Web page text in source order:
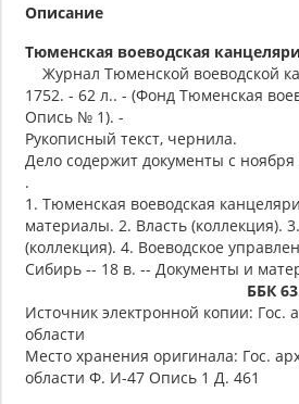
Описание
Тюменская воеводская
Журнал Тюменской воеводской
1752. - 62 л.. - (Фонд Тюменская
Опись № 1). -
Рукописный текст, чернила.
Дело содержит документы с ноября
.
1. Тюменская воеводская
материалы. 2. Власть (коллекция).
(коллекция). 4. Воеводское
Сибирь -- 18 в. -- Документы и
ББК
Источник электронной копии: Гос.
области
Место хранения оригинала: Гос.
области Ф. И-47 Опись 1 Д. 461